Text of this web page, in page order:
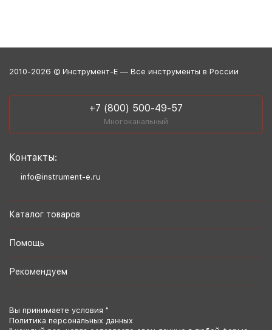
2010-2026 © Инструмент-Е — Все инструменты в России
+7 (800) 500-49-57
Многоканальный
Контакты:
info@instrument-e.ru
Каталог товаров
Помощь
Рекомендуем
Вы принимаете условия "
Политика персональных данных